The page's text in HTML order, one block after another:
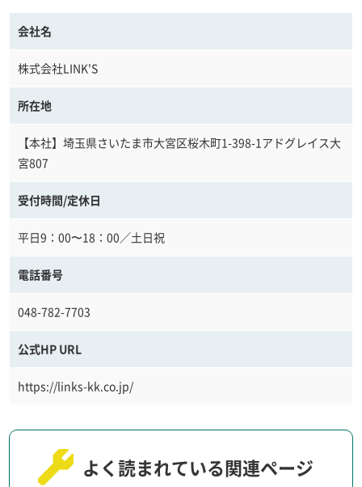
会社名
株式会社LINK'S
所在地
【本社】埼玉県さいたま市大宮区桜木町1-398-1アドグレイス大
宮807
受付時間/定休日
平日9：00〜18：00／土日祝
電話番号
048-782-7703
公式HP URL
https://links-kk.co.jp/
よく読まれている関連ページ